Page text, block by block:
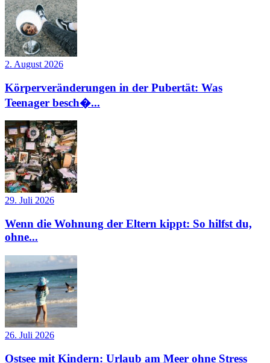
2. August 2026
Körperveränderungen in der Pubertät: Was
Teenager besch�...
29. Juli 2026
Wenn die Wohnung der Eltern kippt: So hilfst du,
ohne...
26. Juli 2026
Ostsee mit Kindern: Urlaub am Meer ohne Stress